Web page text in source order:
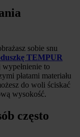
sobie snu
TEMPUR
to
płatami materiału
do woli ściskać
wysokość.
często